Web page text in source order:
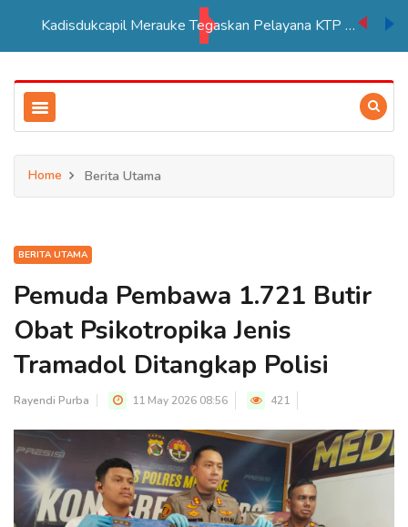
Kadisdukcapil Merauke Tegaskan Pelayana KTP Sesuai SOP
Home Berita Utama
BERITA UTAMA
Pemuda Pembawa 1.721 Butir
Obat Psikotropika Jenis
Tramadol Ditangkap Polisi
Rayendi Purba 11 May 2026 08:56 421